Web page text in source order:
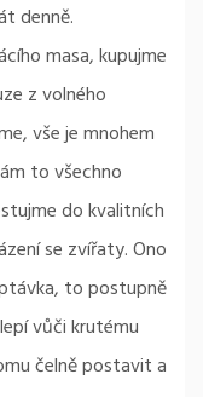
denně.
masa, kupujme
z volného
vše je mnohem
to všechno
do kvalitních
se zvířaty. Ono
to postupně
vůči krutému
čelně postavit a